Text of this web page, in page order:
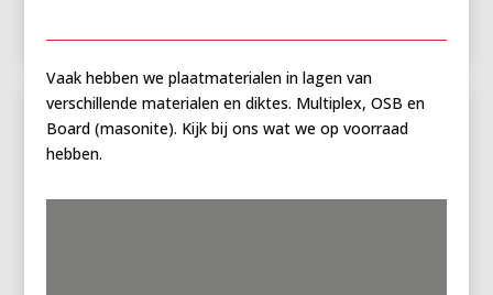
Vaak hebben we plaatmaterialen in lagen van
verschillende materialen en diktes. Multiplex, OSB en
Board (masonite). Kijk bij ons wat we op voorraad
hebben.